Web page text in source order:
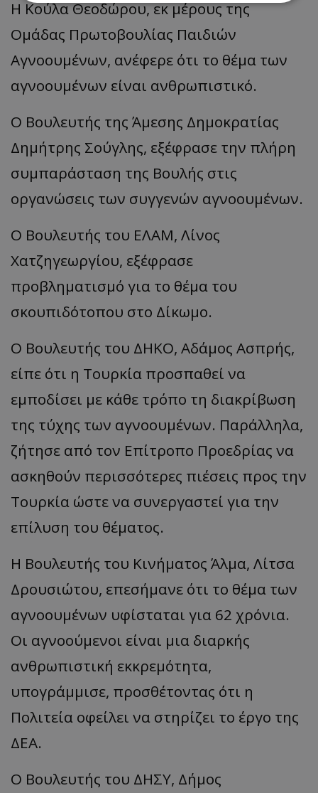
Η Κούλα Θεοδώρου, εκ μέρους της
Ομάδας Πρωτοβουλίας Παιδιών
Αγνοουμένων, ανέφερε ότι το θέμα των
αγνοουμένων είναι ανθρωπιστικό.
Ο Βουλευτής της Άμεσης Δημοκρατίας
Δημήτρης Σούγλης, εξέφρασε την πλήρη
συμπαράσταση της Βουλής στις
οργανώσεις των συγγενών αγνοουμένων.
Ο Βουλευτής του ΕΛΑΜ, Λίνος
Χατζηγεωργίου, εξέφρασε
προβληματισμό για το θέμα του
σκουπιδότοπου στο Δίκωμο.
Ο Βουλευτής του ΔΗΚΟ, Αδάμος Ασπρής,
είπε ότι η Τουρκία προσπαθεί να
εμποδίσει με κάθε τρόπο τη διακρίβωση
της τύχης των αγνοουμένων. Παράλληλα,
ζήτησε από τον Επίτροπο Προεδρίας να
ασκηθούν περισσότερες πιέσεις προς την
Τουρκία ώστε να συνεργαστεί για την
επίλυση του θέματος.
Η Βουλευτής του Κινήματος Άλμα, Λίτσα
Δρουσιώτου, επεσήμανε ότι το θέμα των
αγνοουμένων υφίσταται για 62 χρόνια.
Οι αγνοούμενοι είναι μια διαρκής
ανθρωπιστική εκκρεμότητα,
υπογράμμισε, προσθέτοντας ότι η
Πολιτεία οφείλει να στηρίζει το έργο της
ΔΕΑ.
Ο Βουλευτής του ΔΗΣΥ, Δήμος
Απολύτως απαραίτητα
Απόδοσης
Λειτουργικότητας
Μη ταξινομημένα
Τα απολύτως απαραίτητα cookies επιτρέπουν
σύνδεση χρήστη και τη διαχείριση λογαριασμού.
Ο ιστότοπος δεν μπορεί να χρησιμοποιηθεί σωστά
χωρίς τα απολύτως απαραίτητα cookies.
Ονοματεπώνυμο
Προμηθευτής
.lifenewscy.tothemaonline.com
VISITOR_PRIVACY_METADATA